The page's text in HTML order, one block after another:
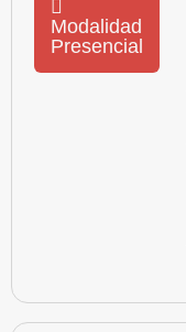
Modalidad
Presencial